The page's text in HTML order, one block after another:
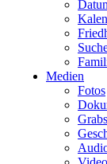
Medien
Fotos